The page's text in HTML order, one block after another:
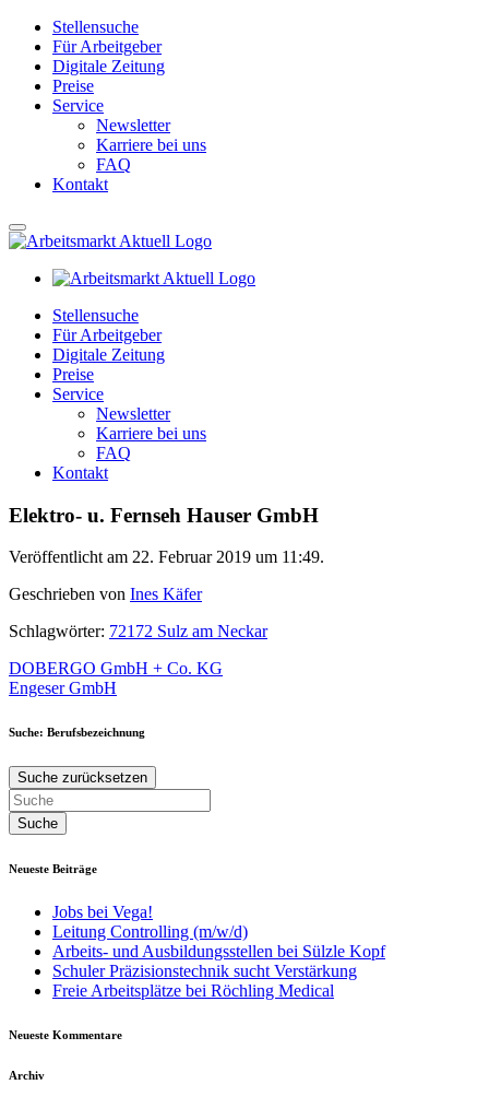
Stellensuche
Für Arbeitgeber
Digitale Zeitung
Preise
Service
Newsletter
Karriere bei uns
FAQ
Kontakt
Stellensuche
Für Arbeitgeber
Digitale Zeitung
Preise
Service
Newsletter
Karriere bei uns
FAQ
Kontakt
Elektro- u. Fernseh Hauser GmbH
Veröffentlicht am 22. Februar 2019 um 11:49.
Geschrieben von Ines Käfer
Schlagwörter: 72172 Sulz am Neckar
Beitragsnavigation
DOBERGO GmbH + Co. KG
Engeser GmbH
Suche: Berufsbezeichnung
Suche zurücksetzen
Neueste Beiträge
Jobs bei Vega!
Leitung Controlling (m/w/d)
Arbeits- und Ausbildungsstellen bei Sülzle Kopf
Schuler Präzisionstechnik sucht Verstärkung
Freie Arbeitsplätze bei Röchling Medical
Neueste Kommentare
Archiv